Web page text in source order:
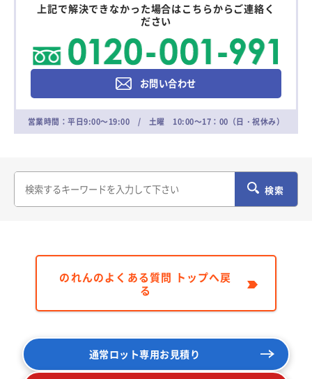
上記で解決できなかった場合はこちらからご連絡く
ださい
お問い合わせ
営業時間：平日9:00～19:00 / 土曜 10:00～17：00（日・祝休み）
検索
のれんのよくある質問 トップへ戻
る
通常ロット専用お見積り